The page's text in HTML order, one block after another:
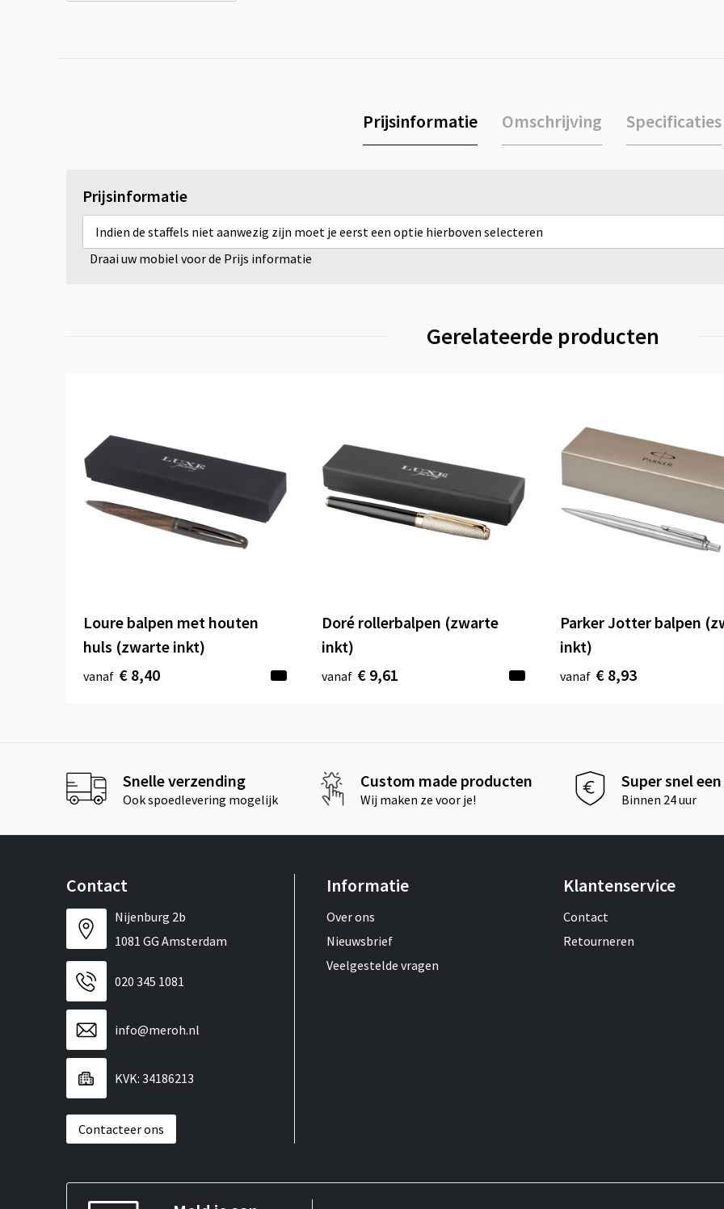
Prijsinformatie Omschrijving Specificaties
Prijsinformatie
Indien de staffels niet aanwezig zijn moet je eerst een optie hierboven selecteren
Draai uw mobiel voor de Prijs informatie
Gerelateerde producten
Loure balpen met houten
huls (zwarte inkt)
vanaf € 8,40
Doré rollerbalpen (zwarte
inkt)
vanaf € 9,61
Parker Jotter balpen
inkt)
vanaf € 8,93
Snelle verzending
Ook spoedlevering mogelijk
Custom made producten
Wij maken ze voor je!
Super snel
Binnen 24 uur
Contact
Nijenburg 2b
1081 GG Amsterdam
020 345 1081
info@meroh.nl
KVK: 34186213
Contacteer ons
Informatie
Over ons
Nieuwsbrief
Veelgestelde vragen
Klantenservice
Contact
Retourneren